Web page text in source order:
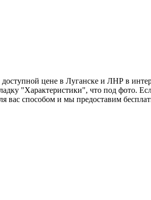
цене в Луганске и ЛНР в
"Характеристики", что под фото.
способом и мы предоставим